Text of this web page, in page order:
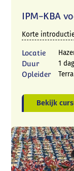
IPM-KBA
Korte
Locatie
Duur
1
Opleider
Bekijk